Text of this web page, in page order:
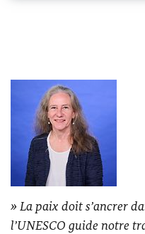
La paix doit s’ancrer
l’UNESCO guide notre